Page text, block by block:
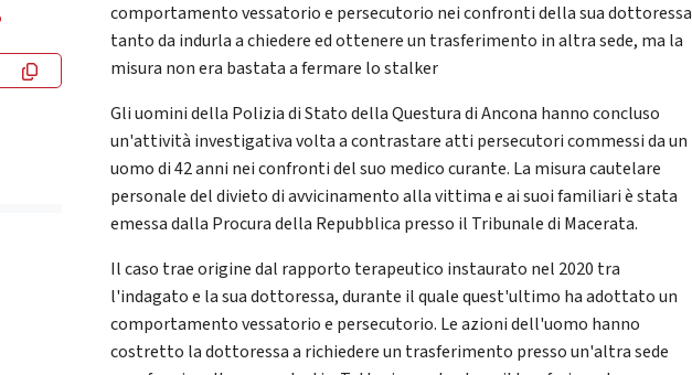
comportamento vessatorio e persecutorio nei confronti della sua dottoressa
tanto da indurla a chiedere ed ottenere un trasferimento in altra sede, ma la
misura non era bastata a fermare lo stalker
Gli uomini della Polizia di Stato della Questura di Ancona hanno concluso
un'attività investigativa volta a contrastare atti persecutori commessi da un
uomo di 42 anni nei confronti del suo medico curante. La misura cautelare
personale del divieto di avvicinamento alla vittima e ai suoi familiari è stata
emessa dalla Procura della Repubblica presso il Tribunale di Macerata.
Il caso trae origine dal rapporto terapeutico instaurato nel 2020 tra
l'indagato e la sua dottoressa, durante il quale quest'ultimo ha adottato un
comportamento vessatorio e persecutorio. Le azioni dell'uomo hanno
costretto la dottoressa a richiedere un trasferimento presso un'altra sede